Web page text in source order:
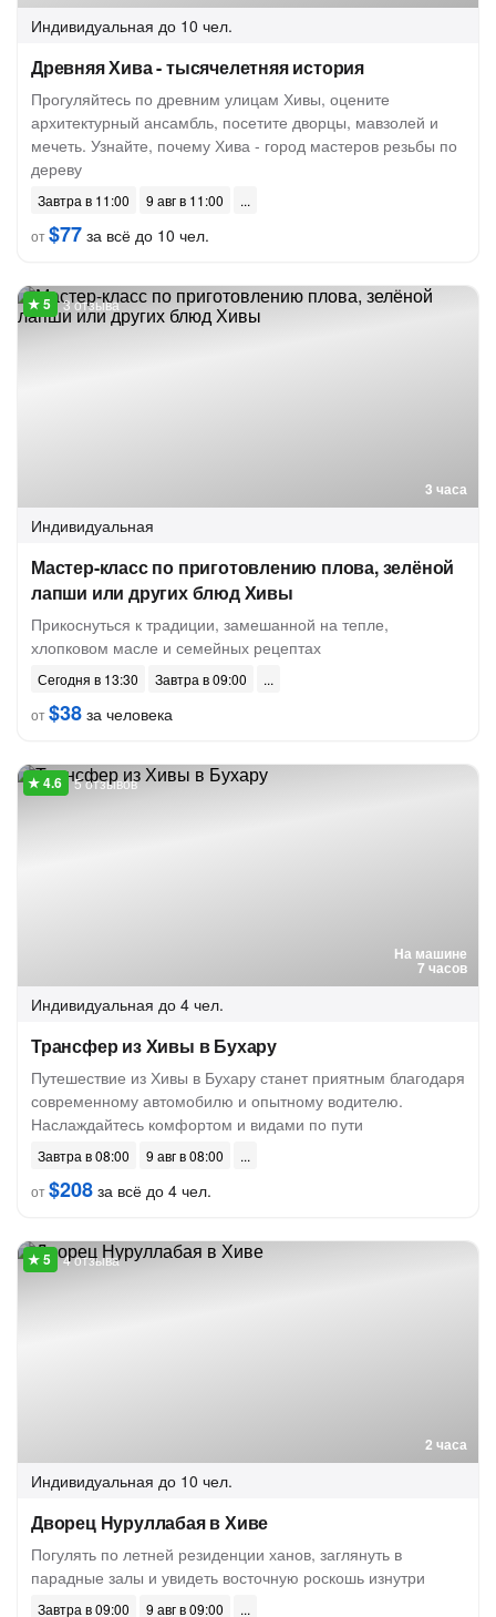
Индивидуальная до 10 чел.
Древняя Хива - тысячелетняя история
Прогуляйтесь по древним улицам Хивы, оцените
архитектурный ансамбль, посетите дворцы, мавзолей и
мечеть. Узнайте, почему Хива - город мастеров резьбы по
дереву
Завтра в 11:00
9 авг в 11:00
от$77 за всё до 10 чел.
3 часа
3 отзыва
Индивидуальная
Мастер-класс по приготовлению плова, зелёной
лапши или других блюд Хивы
Прикоснуться к традиции, замешанной на тепле,
хлопковом масле и семейных рецептах
Сегодня в 13:30
Завтра в 09:00
от$38 за человека
На машине
7 часов
5 отзывов
Индивидуальная до 4 чел.
Трансфер из Хивы в Бухару
Путешествие из Хивы в Бухару станет приятным благодаря
современному автомобилю и опытному водителю.
Наслаждайтесь комфортом и видами по пути
Завтра в 08:00
9 авг в 08:00
от$208 за всё до 4 чел.
2 часа
4 отзыва
Индивидуальная до 10 чел.
Дворец Нуруллабая в Хиве
Погулять по летней резиденции ханов, заглянуть в
парадные залы и увидеть восточную роскошь изнутри
Завтра в 09:00 9 авг в 09:00